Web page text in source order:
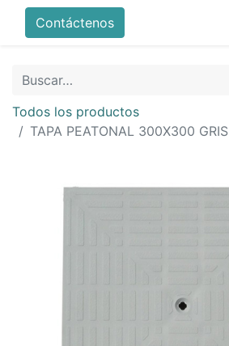
Contáctenos
Todos los productos
TAPA PEATONAL 300X300 GRIS